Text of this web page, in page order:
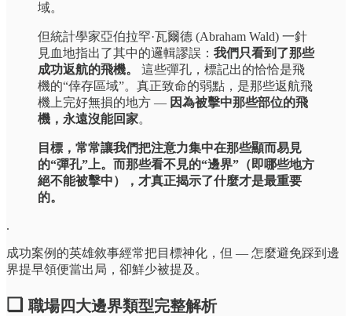
域。
但統計學家亞伯拉罕·瓦爾德 (Abraham Wald) 一針
見血地指出了其中的邏輯謬誤： 我們只看到了那些
成功返航的飛機。
這些彈孔，標記出的恰恰是飛
機的“倖存區域”。真正致命的弱點，是那些返航飛
機上完好無損的地方 — 因為被擊中那些部位的飛
機，永遠沒能回家。
目標，常常讓我們把注意力集中在那些顯而易見
的“彈孔”上。而那些看不見的“邊界”（即哪些地方
絕不能被擊中），才真正揭示了什麼才是最重要
的。
.
成功案例的英雄敘事經常把目標神化，但 — 怎麼避免踩到邊
界提早領便當出局，卻鮮少被提及。
❏ 職場四大邊界類型完整解析